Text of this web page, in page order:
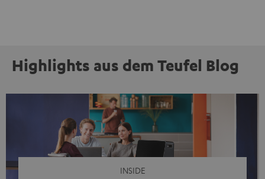
Highlights aus dem Teufel Blog
INSIDE